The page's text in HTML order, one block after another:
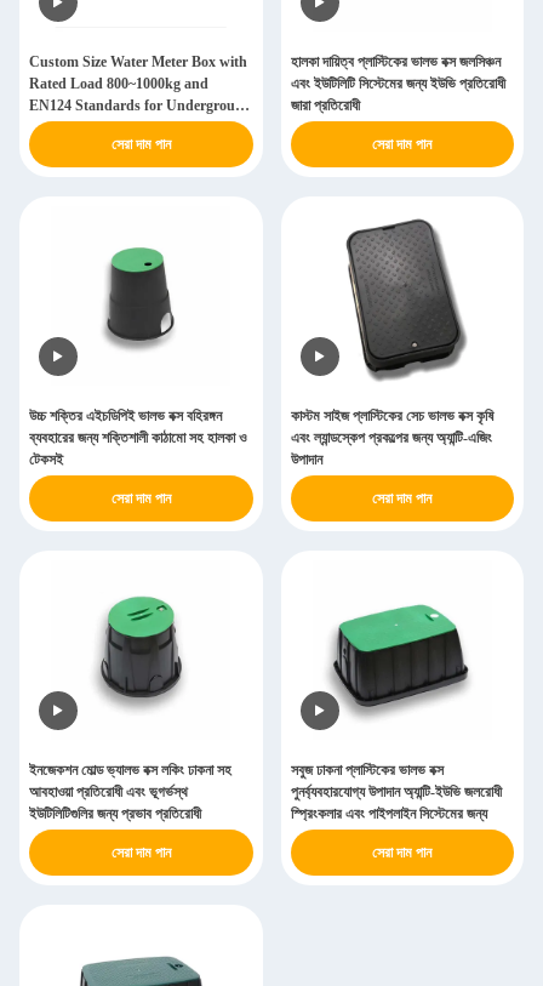
Custom Size Water Meter Box with
Rated Load 800~1000kg and
EN124 Standards for Underground
Outdoor Use
সেরা দাম পান
হালকা দায়িত্ব প্লাস্টিকের ভালভ বক্স জলসিঞ্চন
এবং ইউটিলিটি সিস্টেমের জন্য ইউভি প্রতিরোধী
জারা প্রতিরোধী
সেরা দাম পান
উচ্চ শক্তির এইচডিপিই ভালভ বক্স বহিরঙ্গন
ব্যবহারের জন্য শক্তিশালী কাঠামো সহ হালকা ও
টেকসই
সেরা দাম পান
কাস্টম সাইজ প্লাস্টিকের সেচ ভালভ বক্স কৃষি
এবং ল্যান্ডস্কেপ প্রকল্পের জন্য অ্যান্টি-এজিং
উপাদান
সেরা দাম পান
ইনজেকশন মোল্ড ভ্যালভ বক্স লকিং ঢাকনা সহ
আবহাওয়া প্রতিরোধী এবং ভূগর্ভস্থ
ইউটিলিটিগুলির জন্য প্রভাব প্রতিরোধী
সেরা দাম পান
সবুজ ঢাকনা প্লাস্টিকের ভালভ বক্স
পুনর্ব্যবহারযোগ্য উপাদান অ্যান্টি-ইউভি জলরোধী
স্প্রিংকলার এবং পাইপলাইন সিস্টেমের জন্য
সেরা দাম পান